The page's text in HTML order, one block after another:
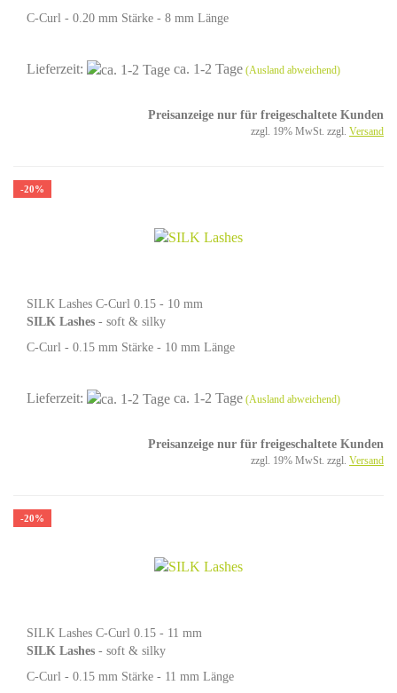
C-Curl - 0.20 mm Stärke - 8 mm Länge
Lieferzeit: ca. 1-2 Tage (Ausland abweichend)
Preisanzeige nur für freigeschaltete Kunden
zzgl. 19% MwSt. zzgl. Versand
-20%
SILK Lashes C-Curl 0.15 - 10 mm
SILK Lashes - soft & silky
C-Curl - 0.15 mm Stärke - 10 mm Länge
Lieferzeit: ca. 1-2 Tage (Ausland abweichend)
Preisanzeige nur für freigeschaltete Kunden
zzgl. 19% MwSt. zzgl. Versand
-20%
SILK Lashes C-Curl 0.15 - 11 mm
SILK Lashes - soft & silky
C-Curl - 0.15 mm Stärke - 11 mm Länge